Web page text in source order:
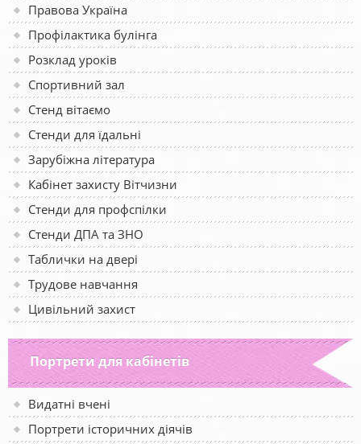
Правова Україна
Профілактика булінга
Розклад уроків
Спортивний зал
Стенд вітаємо
Стенди для їдальні
Зарубіжна література
Кабінет захисту Вітчизни
Стенди для профспілки
Стенди ДПА та ЗНО
Таблички на двері
Трудове навчання
Цивільний захист
Портрети для кабінетів
Видатні вчені
Портрети історичних діячів